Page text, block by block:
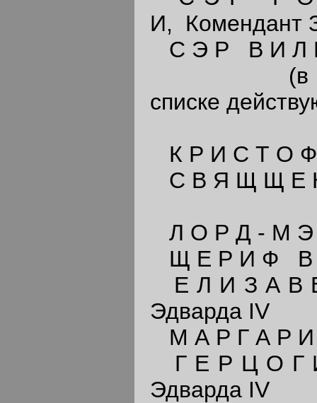
И, Комендант
С Э Р В И Л
(в тексте
списке
К Р И С Т О
С В Я Щ Щ Е Н
Л О Р Д - М
Щ Е Р И Ф В
Е Л И З А В Е
Эдварда IV
М А Р Г А Р И
Г Е Р Ц О Г
Эдварда IV